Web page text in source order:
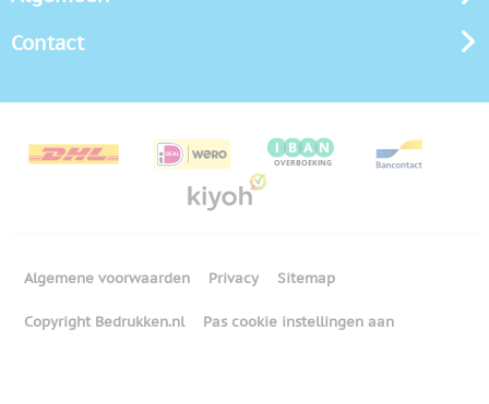
Contact
Algemene voorwaarden Privacy Sitemap
Copyright Bedrukken.nl Pas cookie instellingen aan